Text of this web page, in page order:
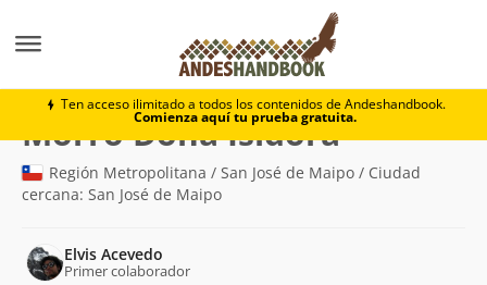
Ten acceso ilimitado a todos los contenidos de Andeshandbook.
Comienza aquí tu prueba gratuita.
Morro Doña Isidora
Morro Doña Isidora(2.375m)
Región Metropolitana / San José de Maipo / Ciudad
cercana: San José de Maipo
Elvis Acevedo
Primer colaborador